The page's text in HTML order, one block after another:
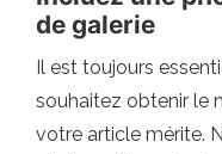
de galerie
Il est toujours
souhaitez obtenir le
votre article mérite.